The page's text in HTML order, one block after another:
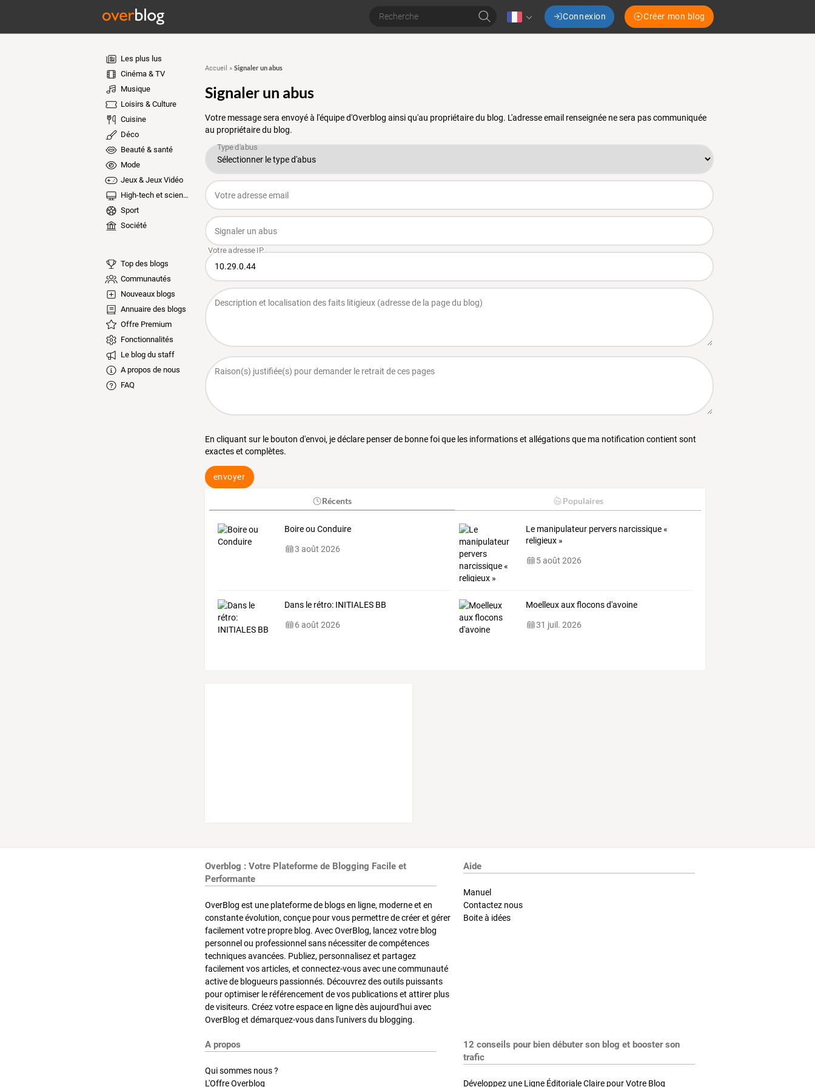
Connexion Créer mon blog
Les plus lus
Cinéma & TV
Musique
Loisirs & Culture
Cuisine
Déco
Beauté & santé
Mode
Jeux & Jeux Vidéo
High-tech et sciences
Sport
Société
Top des blogs
Communautés
Nouveaux blogs
Annuaire des blogs
Offre Premium
Fonctionnalités
Le blog du staff
A propos de nous
FAQ
Accueil » Signaler un abus
Signaler un abus
Votre message sera envoyé à l'équipe d'Overblog ainsi qu'au propriétaire du blog. L'adresse email renseignée ne sera pas communiquée
au propriétaire du blog.
En cliquant sur le bouton d'envoi, je déclare penser de bonne foi que les informations et allégations que ma notification contient sont
exactes et complètes.
envoyer
Récents Populaires
Boire ou Conduire
3 août 2026
Le manipulateur pervers narcissique «
religieux »
5 août 2026
Dans le rétro: INITIALES BB
6 août 2026
Moelleux aux flocons d'avoine
31 juil. 2026
Overblog : Votre Plateforme de Blogging Facile et
Performante
OverBlog est une plateforme de blogs en ligne, moderne et en
constante évolution, conçue pour vous permettre de créer et gérer
facilement votre propre blog. Avec OverBlog, lancez votre blog
personnel ou professionnel sans nécessiter de compétences
techniques avancées. Publiez, personnalisez et partagez
facilement vos articles, et connectez-vous avec une communauté
active de blogueurs passionnés. Découvrez des outils puissants
pour optimiser le référencement de vos publications et attirer plus
de visiteurs. Créez votre espace en ligne dès aujourd'hui avec
OverBlog et démarquez-vous dans l'univers du blogging.
Aide
Manuel
Contactez nous
Boite à idées
A propos
Qui sommes nous ?
L'Offre Overblog
12 conseils pour bien débuter son blog et booster son
trafic
Développez une Ligne Éditoriale Claire pour Votre Blog